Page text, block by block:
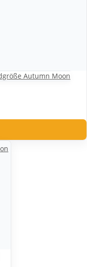
Autumn Moon